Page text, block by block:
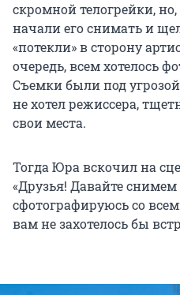
скромной телогрейки,
начали его снимать и
«потекли» в сторону
очередь, всем хотелось
Съемки были под
не хотел режиссера,
свои места.
Тогда Юра вскочил на
«Друзья! Давайте снимем
сфотографируюсь со
вам не захотелось бы